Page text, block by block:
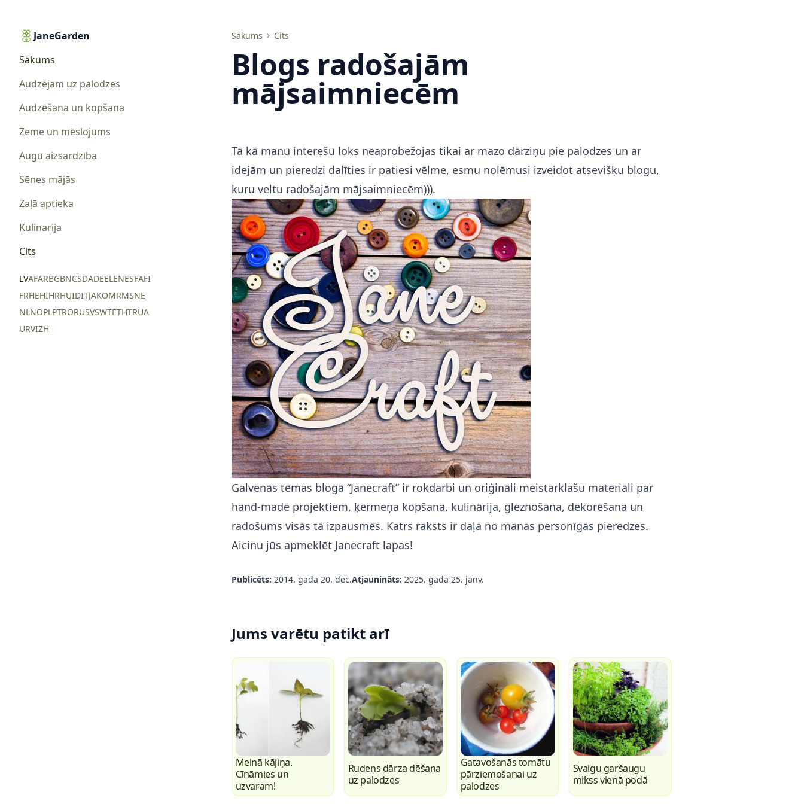
JaneGarden
Sākums
Audzējam uz palodzes
Audzēšana un kopšana
Zeme un mēslojums
Augu aizsardzība
Sēnes mājās
Zaļā aptieka
Kulinarija
Cits
LVAFARBGBNCSDADEELENESFAFI
FRHEHIHRHUIDITJAKOMRMSNE
NLNOPLPTRORUSVSWTETHTRUA
URVIZH
Sākums Cits
Blogs radošajām mājsaimniecēm
Blogs radošajām
mājsaimniecēm
Tā kā manu interešu loks neaprobežojas tikai ar mazo dārziņu pie palodzes un ar
idejām un pieredzi dalīties ir patiesi vēlme, esmu nolēmusi izveidot atsevišķu blogu,
kuru veltu radošajām mājsaimniecēm))).
Galvenās tēmas blogā “Janecraft” ir rokdarbi un oriģināli meistarklašu materiāli par
hand-made projektiem, ķermeņa kopšana, kulinārija, gleznošana, dekorēšana un
radošums visās tā izpausmēs. Katrs raksts ir daļa no manas personīgās pieredzes.
Aicinu jūs apmeklēt Janecraft lapas!
Publicēts: 2014. gada 20. dec.Atjaunināts: 2025. gada 25. janv.
Jums varētu patikt arī
Melnā kājiņa.
Cīnāmies un
uzvaram!
Rudens dārza dēšana
uz palodzes
Gatavošanās tomātu
pārziemošanai uz
palodzes
Svaigu garšaugu
mikss vienā podā